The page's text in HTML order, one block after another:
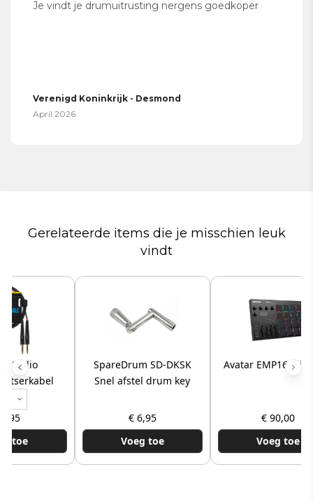
Je vindt je drumuitrusting nergens goedkoper
Verenigd Koninkrijk - Desmond
April 2026
Gerelateerde items die je misschien leuk
vindt
Audio
toe
SpareDrum SD-DKSK
Snel afstel drum key
€ 6,95
Voeg toe
Avatar EMP16
€ 90,00
Voeg toe